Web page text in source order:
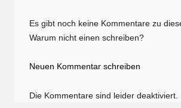
Es gibt noch keine Kommentare zu
Warum nicht einen schreiben?
Neuen Kommentar schreiben
Die Kommentare sind leider deaktiviert.